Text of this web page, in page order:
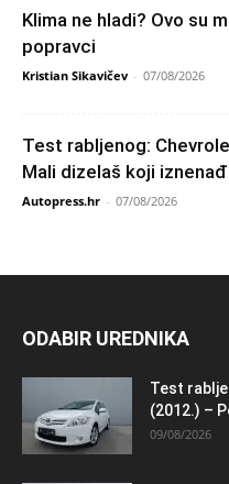
Klima ne hladi? Ovo su
popravci
Kristian Sikavičev - 07/08/2026
Test rabljenog:
Mali dizelaš koji
Autopress.hr - 07/08/2026
ODABIR UREDNIKA
Test
(2012.) –
09/08/2026